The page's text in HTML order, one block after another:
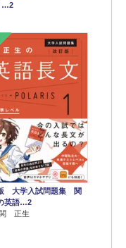
…2
大学入試問題集 関
英語…2
正生